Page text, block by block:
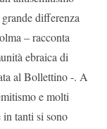
differenza
– racconta
ebraica di
al Bollettino -. A
e molti
tanti si sono